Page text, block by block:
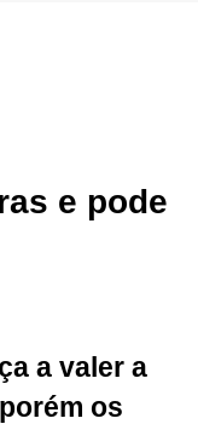
e pode
a valer a
os